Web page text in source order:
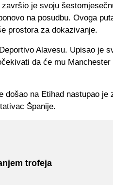
je svoju
na posudbu. Ovoga
prostora za dokazivanje.
Alavesu. Upisao je
da će mu Manchester
došao na Etihad nastupao je
Španije.
trofeja